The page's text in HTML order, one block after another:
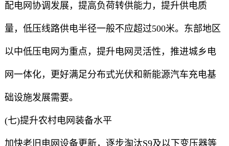
配电网协调发展，提高负荷转供能力，提升供电质
量，低压线路供电半径一般不应超过500米。东部地区
以中低压电网为重点，提升电网灵活性，推进城乡电
网一体化，更好满足分布式光伏和新能源汽车充电基
础设施发展需要。
(七)提升农村电网装备水平
加快老旧电网设备更新，逐步淘汰S9及以下变压器等